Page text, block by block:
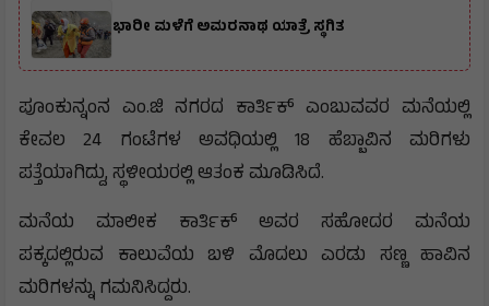
ಭಾರೀ ಮಳೆಗೆ ಅಮರನಾಥ ಯಾತ್ರೆ ಸ್ಥಗಿತ
ಪೂಂಕುನ್ನಂನ ಎಂ.ಜಿ ನಗರದ ಕಾರ್ತಿಕ್ ಎಂಬುವವರ ಮನೆಯಲ್ಲಿ
ಕೇವಲ 24 ಗಂಟೆಗಳ ಅವಧಿಯಲ್ಲಿ 18 ಹೆಬ್ಬಾವಿನ ಮರಿಗಳು
ಪತ್ತೆಯಾಗಿದ್ದು, ಸ್ಥಳೀಯರಲ್ಲಿ ಆತಂಕ ಮೂಡಿಸಿದೆ.
ಮನೆಯ ಮಾಲೀಕ ಕಾರ್ತಿಕ್ ಅವರ ಸಹೋದರ ಮನೆಯ
ಪಕ್ಕದಲ್ಲಿರುವ ಕಾಲುವೆಯ ಬಳಿ ಮೊದಲು ಎರಡು ಸಣ್ಣ ಹಾವಿನ
ಮರಿಗಳನ್ನು ಗಮನಿಸಿದ್ದರು.